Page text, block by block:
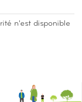
n'est disponible